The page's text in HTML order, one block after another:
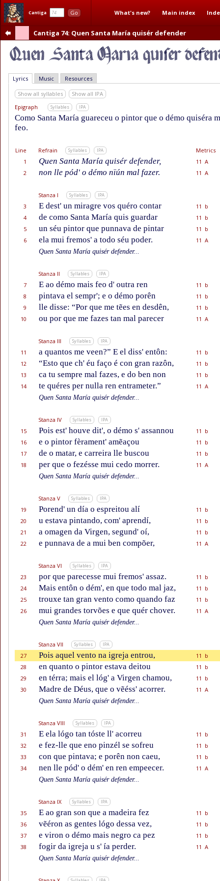
Cantiga Go What's new? Main index
Cantiga 74: Quen Santa María quisér defender
Lyrics Music Resources
Show all syllables
Show all IPA
Epigraph
Syllables IPA
Como Santa María guareceu o pintor que o démo quiséra
feo.
Line Refrain Syllables IPA
Metrics
1
Quen Santa María quisér defender,
11 A
2
non lle pód' o démo nïún mal fazer. 11 A
Stanza I Syllables IPA
3 E dest' un miragre vos quéro contar
11 b
4
de como Santa María quis guardar
11 b
5
un séu pintor que punnava de pintar
11 b
6
ela mui fremos' a todo séu poder.
11 A
Quen Santa María quisér defender...
Stanza II Syllables IPA
7 E ao démo mais feo d' outra ren
11 b
8
pintava el sempr'; e o démo porên
11 b
9
lle disse: “Por que me tẽes en desdên,
11 b
10
ou por que me fazes tan mal parecer 11 A
Stanza III Syllables IPA
11 a quantos me veen?” E el diss' entôn:
11 b
12
“Esto que ch' éu faço é con gran razôn,
11 b
13
ca tu sempre mal fazes, e do ben non
11 b
14
te quéres per nulla ren entrameter.”
11 A
Quen Santa María quisér defender...
Stanza IV Syllables IPA
15 Pois est' houve dit', o démo s' assannou
11 b
16
e o pintor fèrament' amẽaçou
11 b
17
de o matar, e carreira lle buscou
11 b
18
per que o fezésse mui cedo morrer.
11 A
Quen Santa María quisér defender...
Stanza V Syllables IPA
19 Porend' un día o espreitou alí
11 b
20
u estava pintando, com' aprendí,
11 b
21
a omagen da Virgen, segund' oí,
11 b
22
e punnava de a mui ben compõer, 11 A
Stanza VI Syllables IPA
23 por que parecesse mui fremos' assaz.
11 b
24
Mais entôn o dém', en que todo mal jaz,
11 b
25
trouxe tan gran vento como quando faz
11 b
26
mui grandes torvões e que quér chover.
11 A
Quen Santa María quisér defender...
Stanza VII Syllables IPA
27 Pois aquel vento na igreja entrou,
11 b
28
en quanto o pintor estava deitou
11 b
29
en térra; mais el lóg' a Virgen chamou,
11 b
30
Madre de Déus, que o vẽéss' acorrer.
11 A
Quen Santa María quisér defender...
Stanza VIII Syllables IPA
31 E ela lógo tan tóste ll' acorreu
11 b
32
e fez-lle que eno pinzél se sofreu
11 b
33
con que pintava; e porên non caeu,
11 b
34
nen lle pód' o dém' en ren empeecer.
11 A
Quen Santa María quisér defender...
Stanza IX Syllables IPA
35 E ao gran son que a madeira fez
11 b
36
vẽéron as gentes lógo dessa vez,
11 b
37
e viron o démo mais negro ca pez
11 b
38
fogir da igreja u s' ía perder.
11 A
Quen Santa María quisér defender...